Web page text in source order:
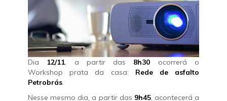
Dia 12/11, a partir das 8h30 ocorrerá o
Workshop prata da casa: Rede de asfalto
Petrobrás.
Nesse mesmo dia, a partir das 9h45, acontecerá a